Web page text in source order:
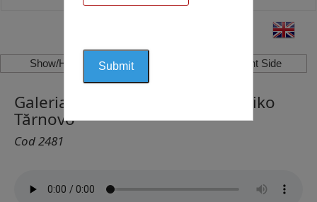
Show/Hide Left Side Show/Hide Right Side
Galeria de Artă Boris Denev, Veliko
Tărnovo
Cod 2481